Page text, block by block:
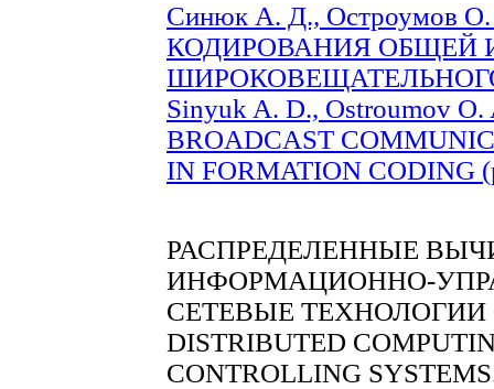
Синюк А. Д.,
КОДИРОВАНИЯ ОБЩЕЙ
Sinyuk A. D., Ostroumov
BROADCAST
IN FORMATION CODING
РАСПРЕДЕЛЕННЫЕ
ИНФОРМАЦИОННО-
СЕТЕВЫЕ ТЕХНОЛОГИИ
DISTRIBUTED
CONTROLLING